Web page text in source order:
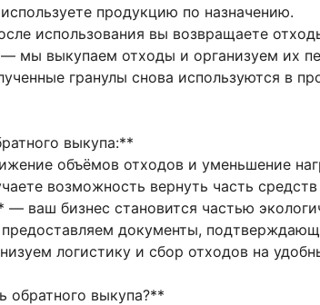
продукцию по назначению.
использования вы возвращаете
мы выкупаем отходы и организуем их
гранулы снова используются в
выкупа:**
объёмов отходов и уменьшение
возможность вернуть часть средств
ваш бизнес становится частью
документы,
логистику и сбор отходов на
обратного выкупа?**